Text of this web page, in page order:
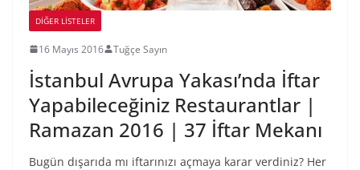
DIĞER LISTELER
16 Mayıs 2016 Tuğçe Sayın
İstanbul Avrupa Yakası’nda İftar
Yapabileceğiniz Restaurantlar |
Ramazan 2016 | 37 İftar Mekanı
Bugün dışarıda mı iftarınızı açmaya karar verdiniz? Her